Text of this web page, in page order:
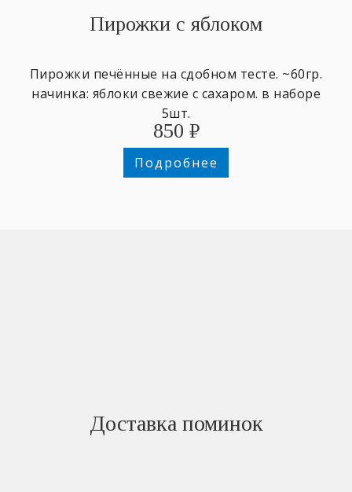
Пирожки с яблоком
Пирожки печённые на сдобном тесте. ~60гр.
начинка: яблоки свежие с сахаром. в наборе
5шт.
850 ₽
Подробнее
Доставка поминок